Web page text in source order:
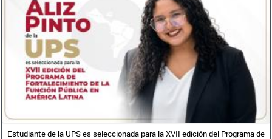
Estudiante de la UPS es seleccionada para la XVII edición del Programa de